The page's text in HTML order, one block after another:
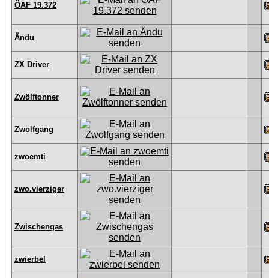
ÖAF 19.372
Ändu
ZX Driver
Zwölftonner
Zwolfgang
zwoemti
zwo.vierziger
Zwischengas
zwierbel